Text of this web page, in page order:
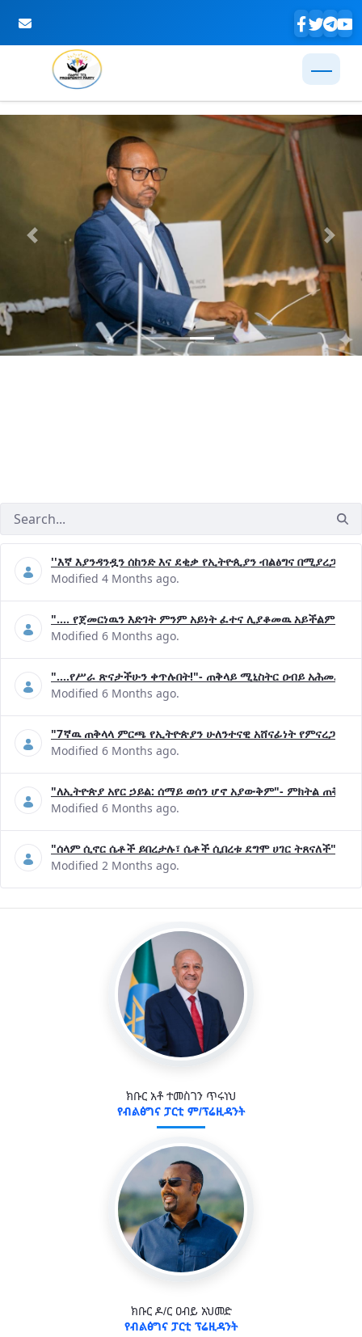
Skip to Main Content
Previous Next
''እኛ እያንዳንዷን ሰከንድ እና ደቂቃ የኢትዮጲያን ብልፅግና
Modified 4 Months ago.
".... የጀመርነዉን እድገት ምንም አይነት ፈተና ሊያቆመዉ አይችልም"-
Modified 6 Months ago.
"....የሥራ ጽናታችሁን ቀጥሉበት!"- ጠቅላይ ሚኒስትር ዐብይ አሕመድ (ዶ/
Modified 6 Months ago.
"7ኛዉ ጠቅላላ ምርጫ የኢትዮጵያን ሁለንተናዊ አሸናፊነት
Modified 6 Months ago.
"ለኢትዮጵያ አየር ኃይል: ሰማይ ወሰን ሆኖ አያውቅም"- ምክትል ጠቅላይ
Modified 6 Months ago.
"ሰላም ሲኖር ሴቶች ይበረታሉ፣ ሴቶች ሲበረቱ ደግሞ ሀገር ትጸናለች"-
Modified 2 Months ago.
ክቡር አቶ ተመስገን ጥሩነህ
የብልፅግና ፓርቲ ም/ፕሬዚዳንት
ክቡር ዶ/ር ዐብይ አህመድ
የብልፅግና ፓርቲ ፕሬዚዳንት